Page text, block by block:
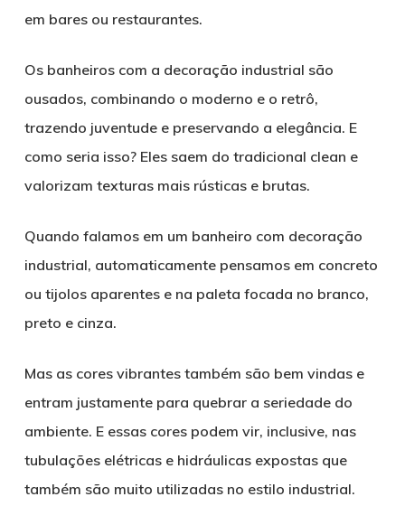
em bares ou restaurantes.
Os banheiros com a decoração industrial são
ousados, combinando o moderno e o retrô,
trazendo juventude e preservando a elegância. E
como seria isso? Eles saem do tradicional clean e
valorizam texturas mais rústicas e brutas.
Quando falamos em um banheiro com decoração
industrial, automaticamente pensamos em concreto
ou tijolos aparentes e na paleta focada no branco,
preto e cinza.
Mas as cores vibrantes também são bem vindas e
entram justamente para quebrar a seriedade do
ambiente. E essas cores podem vir, inclusive, nas
tubulações elétricas e hidráulicas expostas que
também são muito utilizadas no estilo industrial.